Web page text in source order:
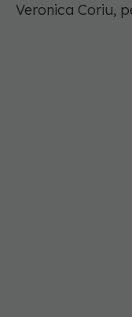
Veronica Coriu,